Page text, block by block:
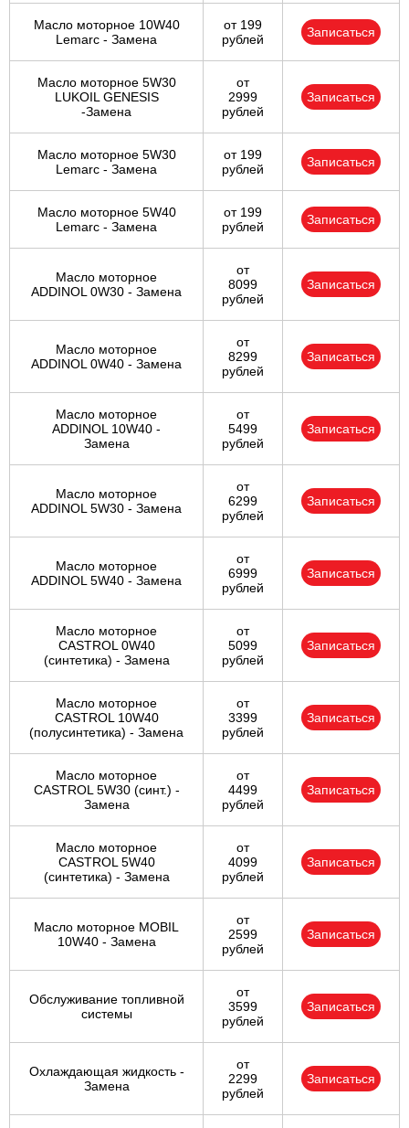
Масло моторное 10W40
Lemarc - Замена
от 199
рублей
Записаться
Масло моторное 5W30
LUKOIL GENESIS
-Замена
от
2999
рублей
Записаться
Масло моторное 5W30
Lemarc - Замена
от 199
рублей
Записаться
Масло моторное 5W40
Lemarc - Замена
от 199
рублей
Записаться
Масло моторное
ADDINOL 0W30 - Замена
от
8099
рублей
Записаться
Масло моторное
ADDINOL 0W40 - Замена
от
8299
рублей
Записаться
Масло моторное
ADDINOL 10W40 -
Замена
от
5499
рублей
Записаться
Масло моторное
ADDINOL 5W30 - Замена
от
6299
рублей
Записаться
Масло моторное
ADDINOL 5W40 - Замена
от
6999
рублей
Записаться
Масло моторное
CASTROL 0W40
(синтетика) - Замена
от
5099
рублей
Записаться
Масло моторное
CASTROL 10W40
(полусинтетика) - Замена
от
3399
рублей
Записаться
Масло моторное
CASTROL 5W30 (синт.) -
Замена
от
4499
рублей
Записаться
Масло моторное
CASTROL 5W40
(синтетика) - Замена
от
4099
рублей
Записаться
Масло моторное MOBIL
10W40 - Замена
от
2599
рублей
Записаться
Обслуживание топливной
системы
от
3599
рублей
Записаться
Охлаждающая жидкость -
Замена
от
2299
рублей
Записаться